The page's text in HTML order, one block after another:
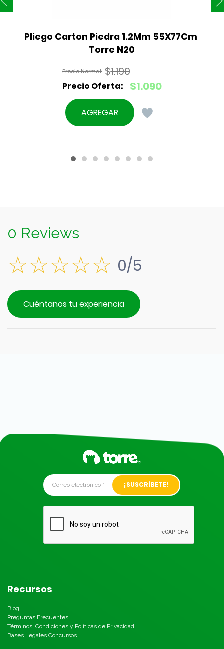
Pliego Carton Piedra 1.2Mm 55X77Cm
Torre N20
$1.190
El
precio
original
$1.090
El
precio
actual
AGREGAR
0 Reviews
0/5
Cuéntanos tu experiencia
Alternative:
Recursos
Blog
Preguntas Frecuentes
Términos, Condiciones y Políticas de Privacidad
Bases Legales Concursos